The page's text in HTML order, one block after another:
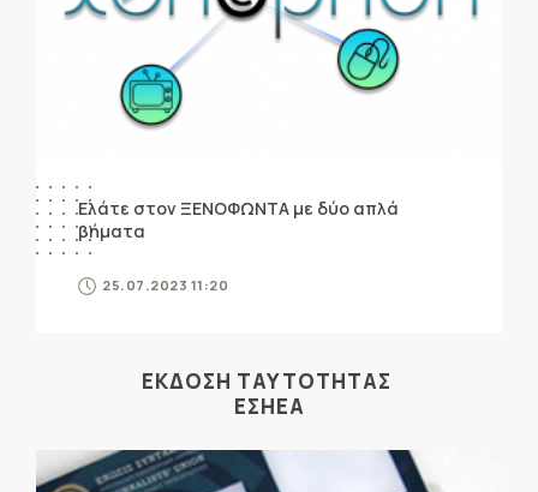
Ελάτε στον ΞΕΝΟΦΩΝΤΑ με δύο απλά
βήματα
25.07.2023 11:20
ΕΚΔΟΣΗ ΤΑΥΤΟΤΗΤΑΣ
ΕΣΗΕΑ